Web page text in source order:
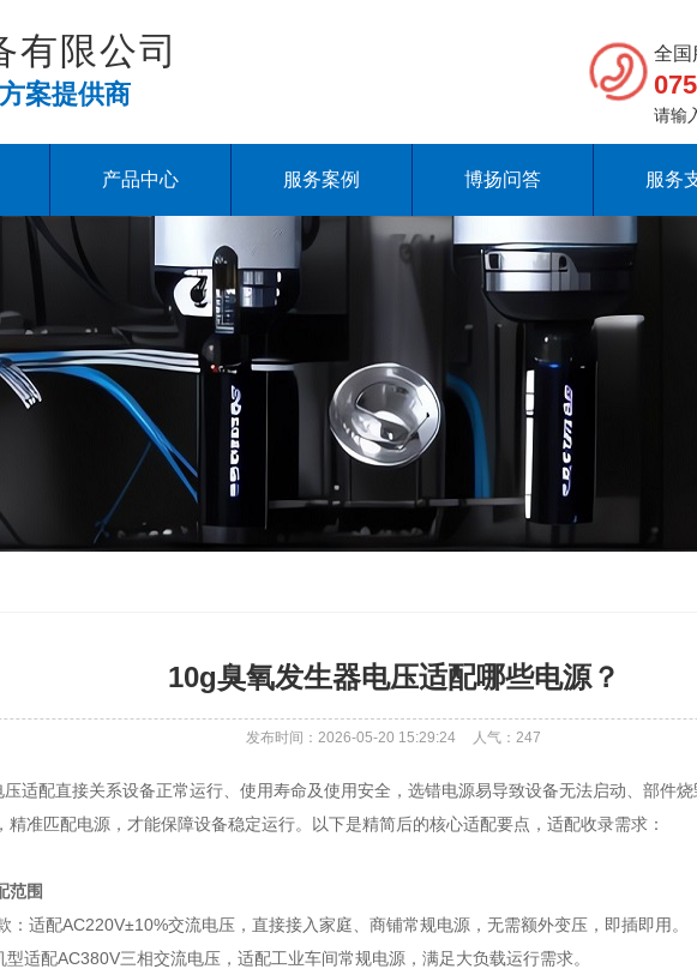
有限公司
案提供商
全国
产品中心 服务案例 博扬问答 服务
10g臭氧发生器电压适配哪些电源？
发布时间：2026-05-20 15:29:24 人气： 247
适配直接关系设备正常运行、使用寿命及使用安全，选错电源易导致设备无法启动、部件烧
精准匹配电源，才能保障设备稳定运行。以下是精简后的核心适配要点，适配收录需求：
范围
：适配AC220V±10%交流电压，直接接入家庭、商铺常规电源，无需额外变压，即插即用。
型适配AC380V三相交流电压，适配工业车间常规电源，满足大负载运行需求。